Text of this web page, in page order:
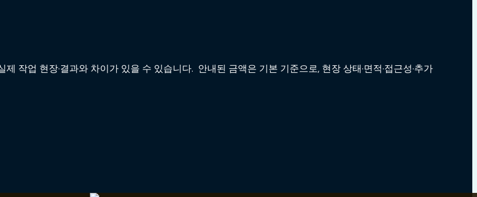
작업 현장·결과와 차이가 있을 수 있습니다. 안내된 금액은 기본 기준으로, 현장 상태·면적·접근성·추가